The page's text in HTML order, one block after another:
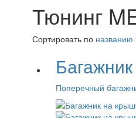
Тюнинг
Сортировать по названию
Поперечный